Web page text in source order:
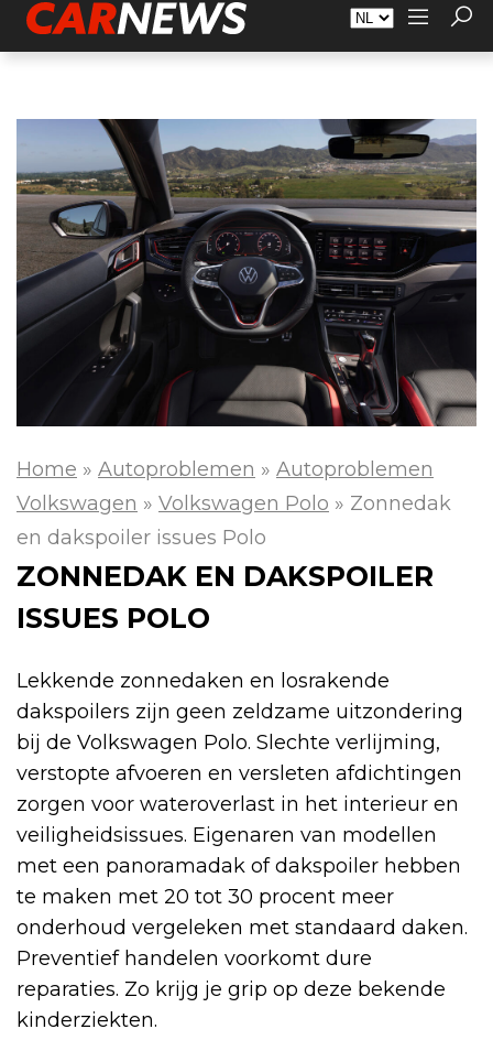
Adverteren Over Carnews.nl Contact
Home » Autoproblemen » Autoproblemen
Volkswagen » Volkswagen Polo » Zonnedak
en dakspoiler issues Polo
ZONNEDAK EN DAKSPOILER
ISSUES POLO
Lekkende zonnedaken en losrakende
dakspoilers zijn geen zeldzame uitzondering
bij de Volkswagen Polo. Slechte verlijming,
verstopte afvoeren en versleten afdichtingen
zorgen voor wateroverlast in het interieur en
veiligheidsissues. Eigenaren van modellen
met een panoramadak of dakspoiler hebben
te maken met 20 tot 30 procent meer
onderhoud vergeleken met standaard daken.
Preventief handelen voorkomt dure
reparaties. Zo krijg je grip op deze bekende
kinderziekten.